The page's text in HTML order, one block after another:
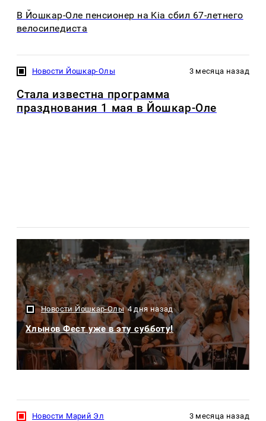
В Йошкар-Оле пенсионер на Kia сбил 67-летнего
велосипедиста
Новости Йошкар-Олы 3 месяца назад
Стала известна программа
празднования 1 мая в Йошкар-Оле
Новости Йошкар-Олы 4 дня назад
Хлынов Фест уже в эту субботу!
Новости Марий Эл 3 месяца назад